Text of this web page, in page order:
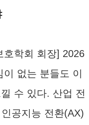
호학회 회장] 2026
없는 분들도 이
수 있다. 산업 전
공지능 전환(AX)